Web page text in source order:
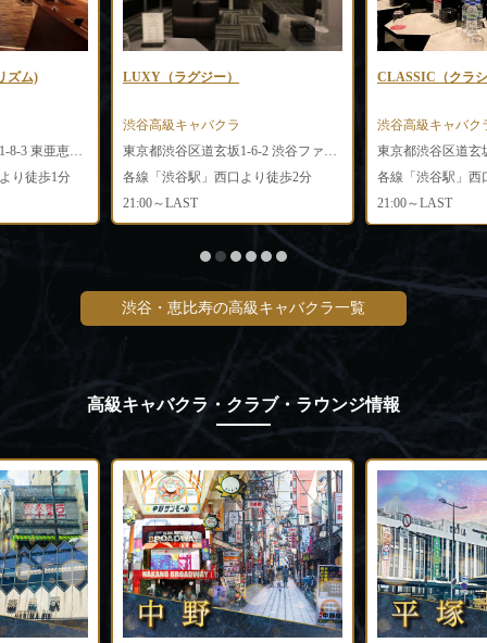
ズム)
東京都渋谷区恵比寿南1-8-3 東亜恵比寿ビル2F
り徒歩1分
LUXY（ラグジー）
渋谷高級キャバクラ
各線「渋谷駅」西口より徒歩2分
21:00～LAST
CLASSIC（クラ
渋谷高級キャバク
各線「渋谷駅」西
21:00～LAST
渋谷・恵比寿の高級キャバクラ一覧
高級キャバクラ・クラブ・ラウンジ情報